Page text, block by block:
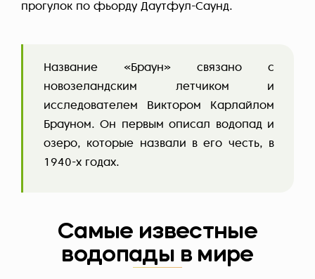
прогулок по фьорду Даутфул-Саунд.
Название «Браун» связано с
новозеландским летчиком и
исследователем Виктором Карлайлом
Брауном. Он первым описал водопад и
озеро, которые назвали в его честь, в
1940-х годах.
Самые известные
водопады в мире